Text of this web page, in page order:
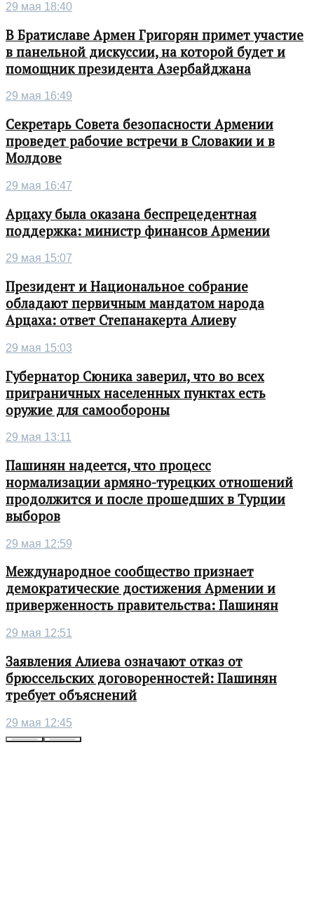
29 мая 18:40
В Братиславе Армен Григорян примет участие
в панельной дискуссии, на которой будет и
помощник президента Азербайджана
29 мая 16:49
Секретарь Совета безопасности Армении
проведет рабочие встречи в Словакии и в
Молдове
29 мая 16:47
Арцаху была оказана беспрецедентная
поддержка: министр финансов Армении
29 мая 15:07
Президент и Национальное собрание
обладают первичным мандатом народа
Арцаха: ответ Степанакерта Алиеву
29 мая 15:03
Губернатор Сюника заверил, что во всех
приграничных населенных пунктах есть
оружие для самообороны
29 мая 13:11
Пашинян надеется, что процесс
нормализации армяно-турецких отношений
продолжится и после прошедших в Турции
выборов
29 мая 12:59
Международное сообщество признает
демократические достижения Армении и
приверженность правительства: Пашинян
29 мая 12:51
Заявления Алиева означают отказ от
брюссельских договоренностей: Пашинян
требует объяснений
29 мая 12:45